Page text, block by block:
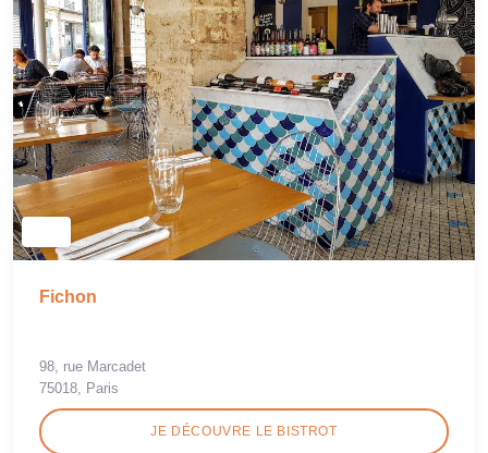
Fichon
98, rue Marcadet
75018, Paris
JE DÉCOUVRE LE BISTROT